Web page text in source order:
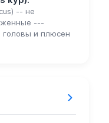
-- не
---
и плюсен